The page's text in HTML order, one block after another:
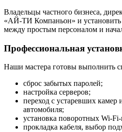
Владельцы частного бизнеса,
«АЙ-ТИ Компаньон» и установить
между простым персоналом и
Профессиональная
Наши мастера готовы выполнить
сброс забытых паролей;
настройка серверов;
переход с устаревших камер
автомобиля;
установка поворотных Wi-
прокладка кабеля, выбор